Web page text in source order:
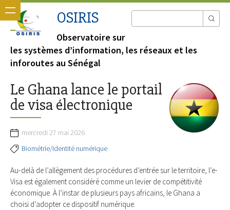
OSIRIS
Observatoire sur
les systèmes d’information, les réseaux et les
inforoutes au Sénégal
Le Ghana lance le portail
de visa électronique
mercredi 27 mai 2026
Biométrie/Identité numérique
Au-delà de l’allègement des procédures d’entrée sur le territoire, l’e-
Visa est également considéré comme un levier de compétitivité
économique. À l’instar de plusieurs pays africains, le Ghana a
choisi d’adopter ce dispositif numérique.